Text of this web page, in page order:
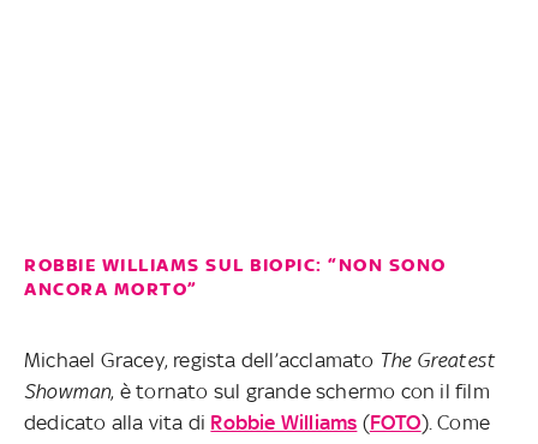
ROBBIE WILLIAMS SUL BIOPIC: “NON SONO
ANCORA MORTO”
Michael Gracey, regista dell’acclamato The Greatest
Showman, è tornato sul grande schermo con il film
dedicato alla vita di Robbie Williams (FOTO). Come